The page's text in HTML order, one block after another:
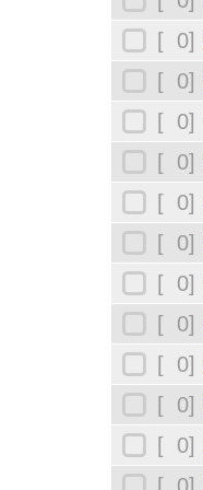
[ 0]
[ 0]
[ 0]
[ 0]
[ 0]
[ 0]
[ 0]
[ 0]
[ 0]
[ 0]
[ 0]